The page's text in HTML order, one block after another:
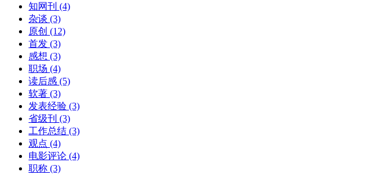
知网刊 (4)
杂谈 (3)
原创 (12)
首发 (3)
感想 (3)
职场 (4)
读后感 (5)
软著 (3)
发表经验 (3)
省级刊 (3)
工作总结 (3)
观点 (4)
电影评论 (4)
职称 (3)